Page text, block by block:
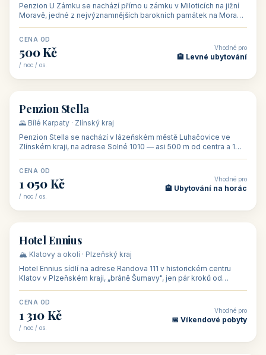
Penzion U Zámku se nachází přímo u zámku v Miloticích na jižní
Moravě, jedné z nejvýznamnějších barokních památek na Moravě,
CENA OD
500 Kč
/ noc / os.
Vhodné pro
🏨 Levné ubytování
🏡 penzion
Penzion Stella
🌄 Bílé Karpaty · Zlínský kraj
Penzion Stella se nachází v lázeňském městě Luhačovice ve
Zlínském kraji, na adrese Solné 1010 — asi 500 m od centra a 1
CENA OD
1 050 Kč
/ noc / os.
Vhodné pro
🏨 Ubytování na horác
🏨 hotel
Hotel Ennius
🏔️ Klatovy a okolí · Plzeňský kraj
Hotel Ennius sídlí na adrese Randova 111 v historickém centru
Klatov v Plzeňském kraji, „bráně Šumavy", jen pár kroků od
CENA OD
1 310 Kč
/ noc / os.
Vhodné pro
📅 Víkendové pobyty